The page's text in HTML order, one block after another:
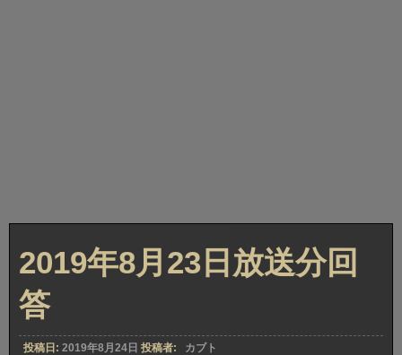
2019年8月23日放送分回
答
投稿日: 2019年8月24日 投稿者: カブト